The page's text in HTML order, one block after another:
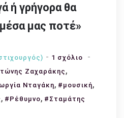
ή γρήγορα θα
μας ποτέ»
1 σχόλιο
στο
με
Ζαχαράκης ,
Νταγάκη, #μουσική,
, #Ρέθυμνο, #Σταμάτης